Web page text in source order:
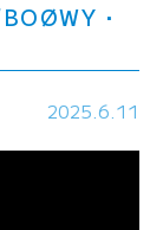
・
2025.6.11